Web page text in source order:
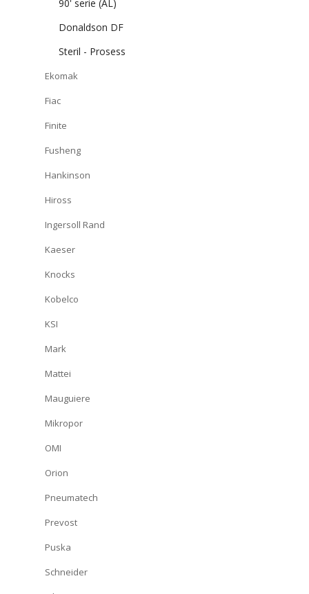
90' serie (AL)
Donaldson DF
Steril - Prosess
Ekomak
Fiac
Finite
Fusheng
Hankinson
Hiross
Ingersoll Rand
Kaeser
Knocks
Kobelco
KSI
Mark
Mattei
Mauguiere
Mikropor
OMI
Orion
Pneumatech
Prevost
Puska
Schneider